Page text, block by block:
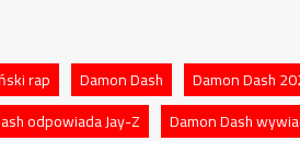
rap Damon Dash
Damon Dash
odpowiada Jay-Z Damon Dash